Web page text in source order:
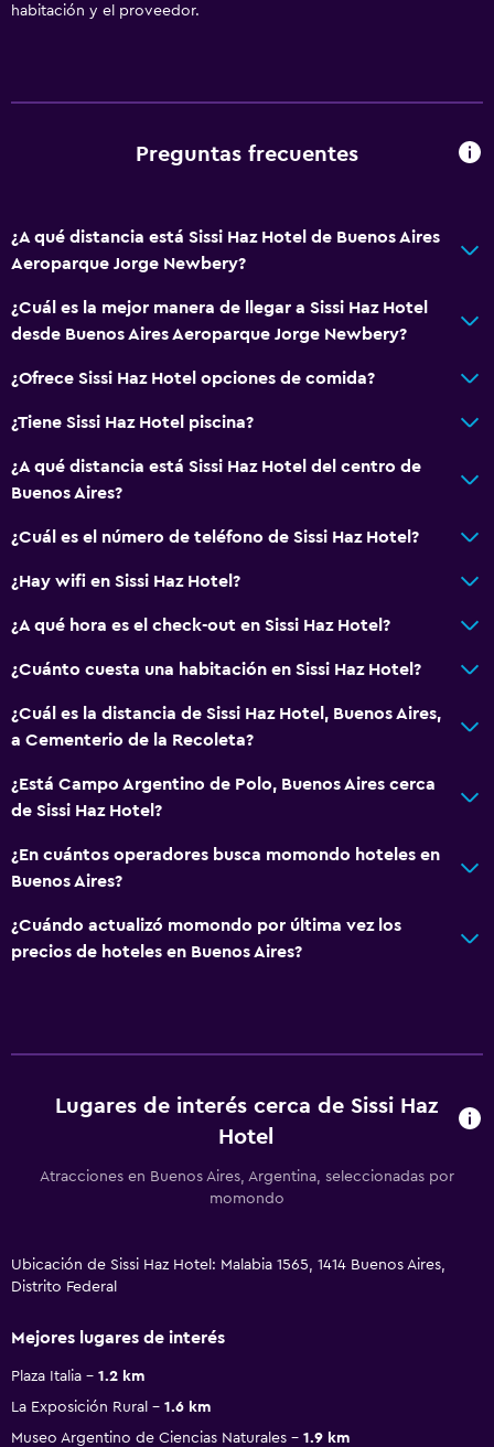
habitación y el proveedor.
Preguntas frecuentes
¿A qué distancia está Sissi Haz Hotel de Buenos Aires
Aeroparque Jorge Newbery?
¿Cuál es la mejor manera de llegar a Sissi Haz Hotel
desde Buenos Aires Aeroparque Jorge Newbery?
¿Ofrece Sissi Haz Hotel opciones de comida?
¿Tiene Sissi Haz Hotel piscina?
¿A qué distancia está Sissi Haz Hotel del centro de
Buenos Aires?
¿Cuál es el número de teléfono de Sissi Haz Hotel?
¿Hay wifi en Sissi Haz Hotel?
¿A qué hora es el check-out en Sissi Haz Hotel?
¿Cuánto cuesta una habitación en Sissi Haz Hotel?
¿Cuál es la distancia de Sissi Haz Hotel, Buenos Aires,
a Cementerio de la Recoleta?
¿Está Campo Argentino de Polo, Buenos Aires cerca
de Sissi Haz Hotel?
¿En cuántos operadores busca momondo hoteles en
Buenos Aires?
¿Cuándo actualizó momondo por última vez los
precios de hoteles en Buenos Aires?
Lugares de interés cerca de Sissi Haz
Hotel
Atracciones en Buenos Aires, Argentina, seleccionadas por
momondo
Ubicación de Sissi Haz Hotel: Malabia 1565, 1414 Buenos Aires,
Distrito Federal
Mejores lugares de interés
Plaza Italia
1.2 km
La Exposición Rural
1.6 km
Museo Argentino de Ciencias Naturales
1.9 km